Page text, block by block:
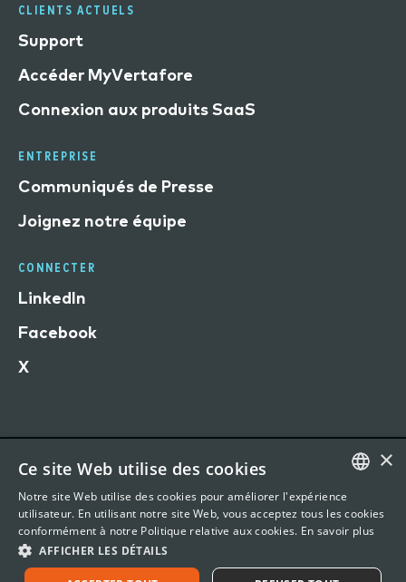
CLIENTS ACTUELS
Support
Accéder MyVertafore
Connexion aux produits SaaS
ENTREPRISE
Communiqués de Presse
Joignez notre équipe
CONNECTER
LinkedIn
Facebook
X
Conditions d'utilisation du site Web
Déclaration de confidentialité
©2026 Vertafore, Inc. 1440 Rue Sainte-Catherine O,
Office 901, Montreal, QC H3G1R8
ENGLISH
FRENCH
×
Ce site Web utilise des cookies
Notre site Web utilise des cookies pour améliorer l'expérience
utilisateur. En utilisant notre site Web, vous acceptez tous les cookies
conformément à notre Politique relative aux cookies. En savoir plus
AFFICHER LES DÉTAILS